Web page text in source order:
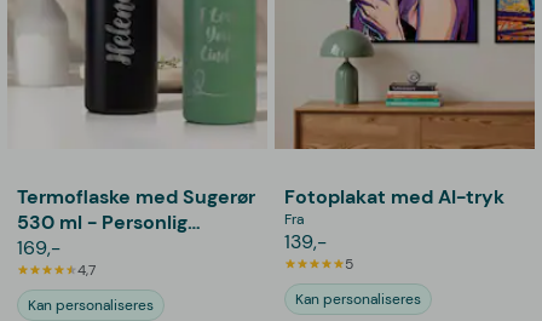
Termoflaske med Sugerør
530 ml - Personlig
Gravering
169,-
4,7
Kan personaliseres
Fotoplakat med AI-tryk
Fra
139,-
5
Kan personaliseres